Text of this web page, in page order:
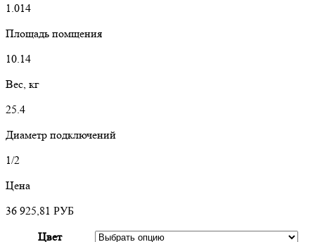
1.014
Площадь помщения
10.14
Вес, кг
25.4
Диаметр подключений
1/2
Цена
36 925,81 РУБ
Цвет